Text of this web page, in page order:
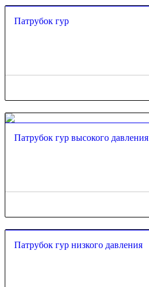
Патрубок гур
Патрубок гур высокого давления
Патрубок гур низкого давления